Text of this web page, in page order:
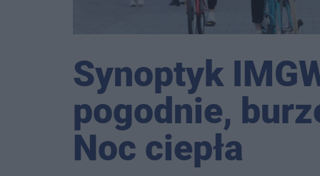
Synoptyk
pogodnie,
Noc ciepła